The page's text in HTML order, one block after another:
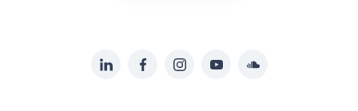
LinkedInFacebookInstagramYouTubeSoundcloud